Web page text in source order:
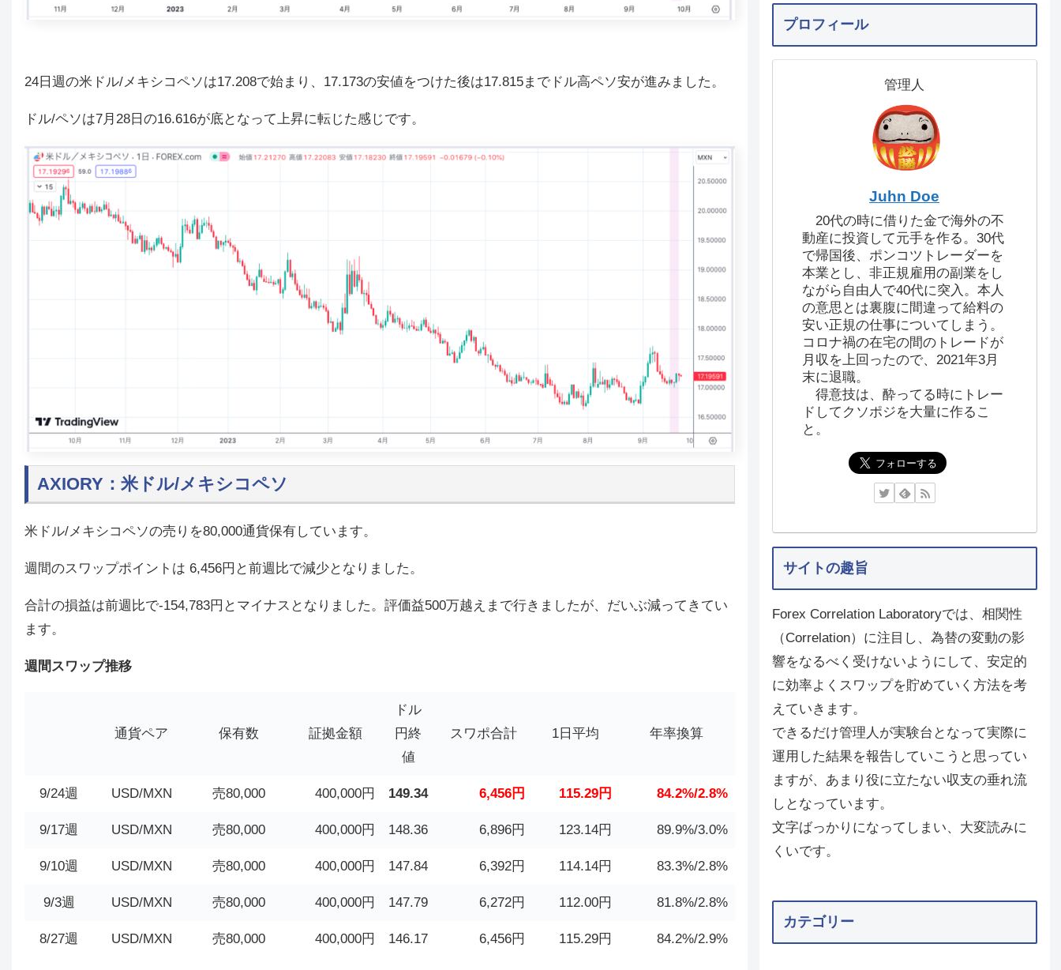
24日週の米ドル/メキシコペソは17.208で始まり、17.173の安値をつけた後は17.815までドル高ペソ安が進みました。
ドル/ペソは7月28日の16.616が底となって上昇に転じた感じです。
AXIORY：米ドル/メキシコペソ
米ドル/メキシコペソの売りを80,000通貨保有しています。
週間のスワップポイントは 6,456円と前週比で減少となりました。
合計の損益は前週比で-154,783円とマイナスとなりました。評価益500万越えまで行きましたが、だいぶ減ってきてい
ます。
週間スワップ推移
通貨ペア 保有数 証拠金額
ドル
円終
値
スワポ合計 1日平均 年率換算
9/24週 USD/MXN 売80,000 400,000円 149.34 6,456円 115.29円 84.2%/2.8%
9/17週 USD/MXN 売80,000 400,000円 148.36 6,896円 123.14円 89.9%/3.0%
9/10週 USD/MXN 売80,000 400,000円 147.84 6,392円 114.14円 83.3%/2.8%
9/3週 USD/MXN 売80,000 400,000円 147.79 6,272円 112.00円 81.8%/2.8%
8/27週 USD/MXN 売80,000 400,000円 146.17 6,456円 115.29円 84.2%/2.9%
プロフィール
管理人
Juhn Doe
20代の時に借りた金で海外の不
動産に投資して元手を作る。30代
で帰国後、ポンコツトレーダーを
本業とし、非正規雇用の副業をし
ながら自由人で40代に突入。本人
の意思とは裏腹に間違って給料の
安い正規の仕事についてしまう。
コロナ禍の在宅の間のトレードが
月収を上回ったので、2021年3月
末に退職。
得意技は、酔ってる時にトレー
ドしてクソポジを大量に作るこ
と。
サイトの趣旨
Forex Correlation Laboratoryでは、相関性
（Correlation）に注目し、為替の変動の影
響をなるべく受けないようにして、安定的
に効率よくスワップを貯めていく方法を考
えていきます。
できるだけ管理人が実験台となって実際に
運用した結果を報告していこうと思ってい
ますが、あまり役に立たない収支の垂れ流
しとなっています。
文字ばっかりになってしまい、大変読みに
くいです。
カテゴリー